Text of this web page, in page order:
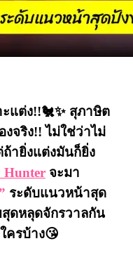
แต่ง!!🐔✨ สุภาษิต
งจริง!! ไม่ใช่ว่าไม่
ายิ่งแต่งมันก็ยิ่ง
Hunter จะมา
ระดับแนวหน้าสุด
สุดหลุดจักรวาลกัน
ครบ้าง😘